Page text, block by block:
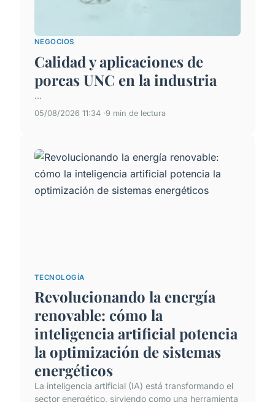
NEGOCIOS
Calidad y aplicaciones de
porcas UNC en la industria
...
05/08/2026 11:34 9 min de lectura
TECNOLOGÍA
Revolucionando la energía
renovable: cómo la
inteligencia artificial potencia
la optimización de sistemas
energéticos
La inteligencia artificial (IA) está transformando el
sector energético, sirviendo como una herramienta